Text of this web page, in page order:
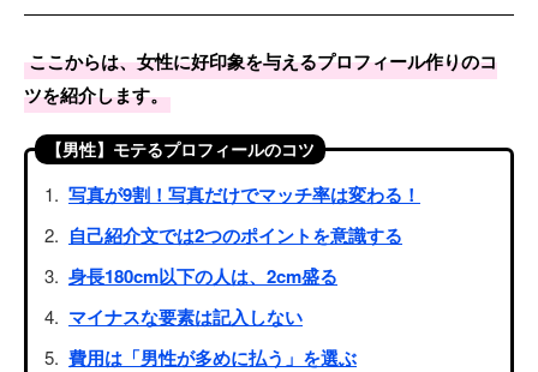
ここからは、女性に好印象を与えるプロフィール作りのコ
ツを紹介します。
【男性】モテるプロフィールのコツ
写真が9割！写真だけでマッチ率は変わる！
自己紹介文では2つのポイントを意識する
身長180cm以下の人は、2cm盛る
マイナスな要素は記入しない
費用は「男性が多めに払う」を選ぶ